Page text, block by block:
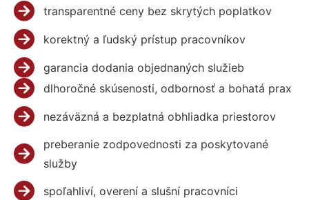
transparentné ceny bez skrytých poplatkov
korektný a ľudský prístup pracovníkov
garancia dodania objednaných služieb
dlhoročné skúsenosti, odbornosť a bohatá prax
nezáväzná a bezplatná obhliadka priestorov
preberanie zodpovednosti za poskytované
služby
spoľahliví, overení a slušní pracovníci